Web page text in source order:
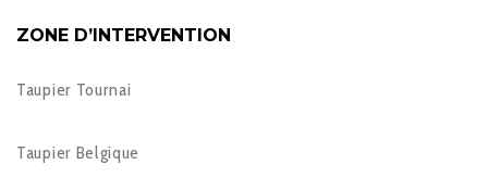
ZONE D’INTERVENTION
Taupier Tournai
Taupier Belgique